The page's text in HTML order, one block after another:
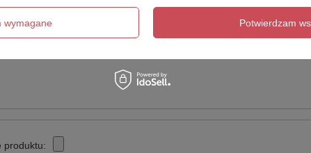
5/5
produktu:
wymagane Potwierdzam